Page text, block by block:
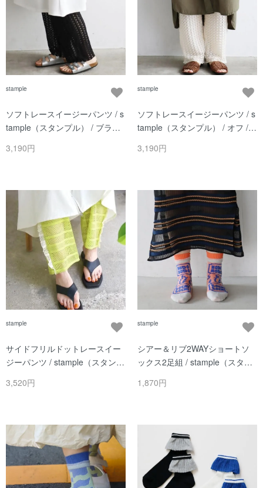
stample
ソフトレースイージーパンツ / s
tample（スタンプル） / ブラッ
3,190円
stample
ソフトレースイージーパンツ / s
tample（スタンプル） / オフ /
3,190円
stample
サイドフリルドットレースイー
ジーパンツ / stample（スタンプ
3,520円
stample
シアー＆リブ2WAYショートソ
ックス2足組 / stample（スタン
1,870円